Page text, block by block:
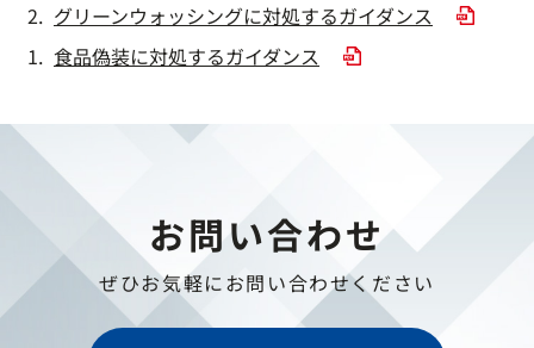
グリーンウォッシングに対処するガイダンス
食品偽装に対処するガイダンス
お問い合わせ
ぜひお気軽にお問い合わせください